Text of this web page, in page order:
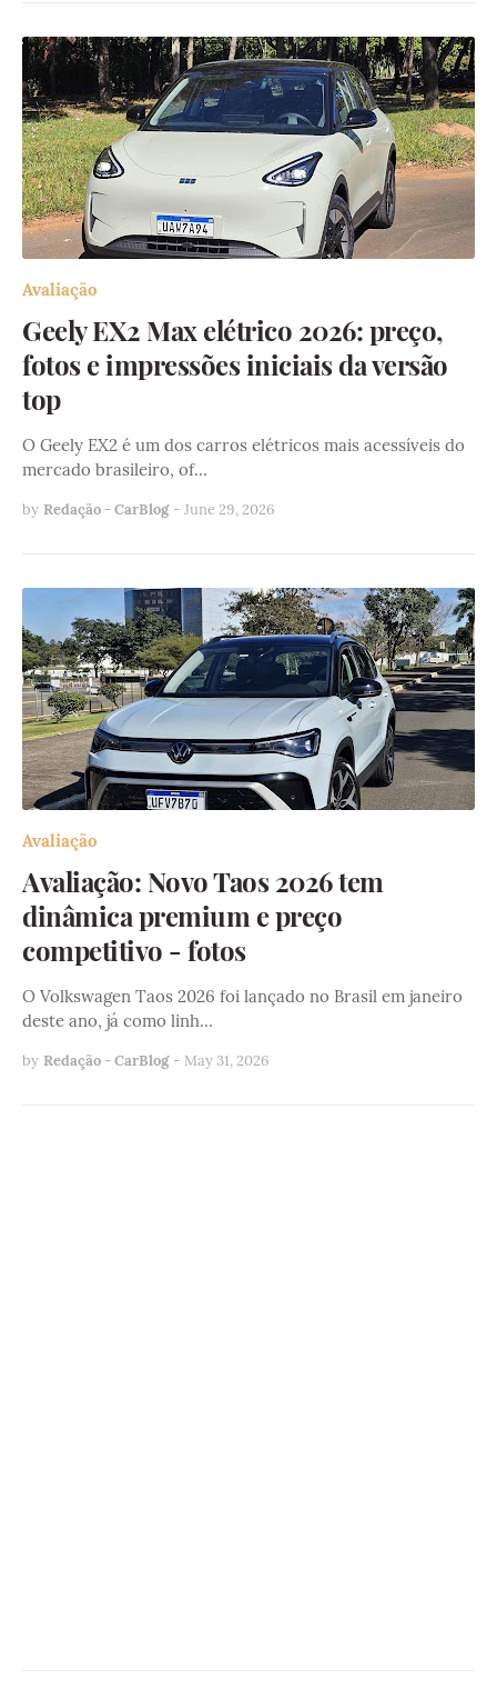
Avaliação
Geely EX2 Max elétrico 2026: preço,
fotos e impressões iniciais da versão
top
O Geely EX2 é um dos carros elétricos mais acessíveis do
mercado brasileiro, of…
by Redação - CarBlog - June 29, 2026
Avaliação
Avaliação: Novo Taos 2026 tem
dinâmica premium e preço
competitivo - fotos
O Volkswagen Taos 2026 foi lançado no Brasil em janeiro
deste ano, já como linh…
by Redação - CarBlog - May 31, 2026